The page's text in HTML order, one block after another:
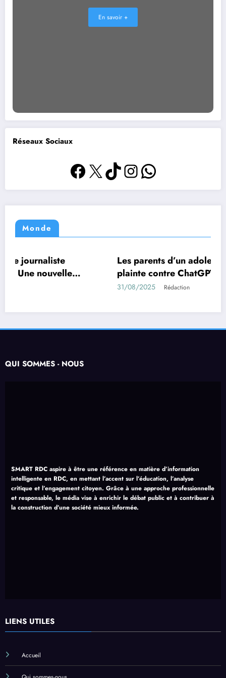
En savoir +
Réseaux Sociaux
Facebook
X TikTok
Instagram
WhatsApp
Monde
MONDE
Les parents d’un adolescent suicidé
plainte contre ChatGPT l’accusant d’avoir
encouragé son suicide.
Rédaction
QUI SOMMES - NOUS
SMART RDC aspire à être une référence en matière d’information
intelligente en RDC, en mettant l’accent sur l’éducation, l’analyse
critique et l’engagement citoyen. Grâce à une approche professionnelle
et responsable, le média vise à enrichir le débat public et à contribuer à
la construction d’une société mieux informée.
LIENS UTILES
Accueil